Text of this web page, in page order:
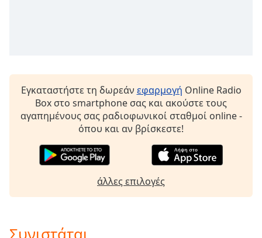
cancel
Εγκαταστήστε τη δωρεάν εφαρμογή Online Radio
Box στο smartphone σας και ακούστε τους
αγαπημένους σας ραδιοφωνικοί σταθμοί online -
όπου και αν βρίσκεστε!
άλλες επιλογές
Συνιστάται